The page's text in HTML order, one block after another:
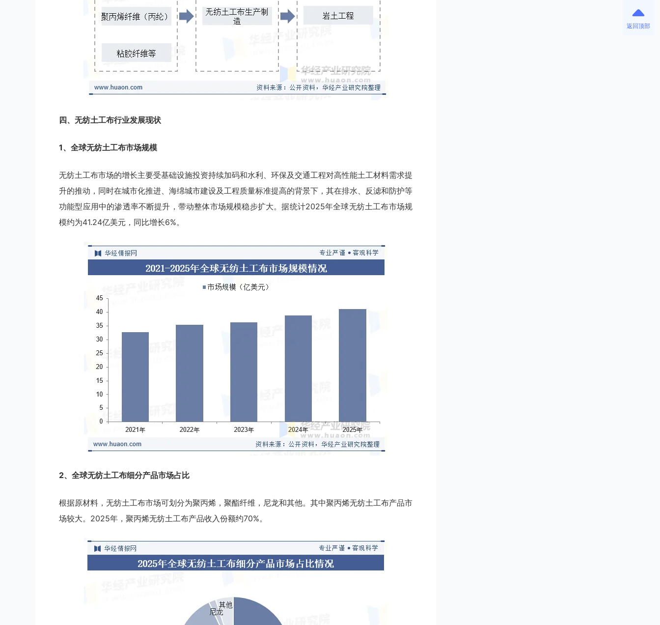
四、 无纺土工布行业发展现状
1、全球无纺土工布市场规模
无纺土工布市场的增长主要受基础设施投资持续加码和水利、环保及交通工程对高性能土工材料需求提
升的推动，同时在城市化推进、海绵城市建设及工程质量标准提高的背景下，其在排水、反滤和防护等
功能型应用中的渗透率不断提升，带动整体市场规模稳步扩大。据统计2025年全球无纺土工布市场规
模约为41.24亿美元，同比增长6%。
2、全球无纺土工布细分产品市场占比
根据原材料，无纺土工布市场可划分为聚丙烯，聚酯纤维，尼龙和其他。其中聚丙烯无纺土工布产品市
场较大。2025年，聚丙烯无纺土工布产品收入份额约70%。
返回顶部